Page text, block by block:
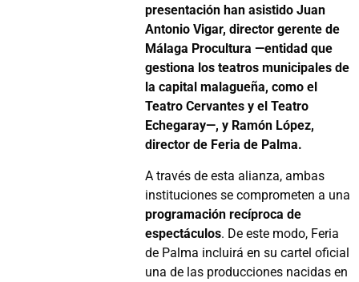
presentación han asistido Juan
Antonio Vigar, director gerente de
Málaga Procultura —entidad que
gestiona los teatros municipales de
la capital malagueña, como el
Teatro Cervantes y el Teatro
Echegaray—, y Ramón López,
director de Feria de Palma.
A través de esta alianza, ambas
instituciones se comprometen a una
programación recíproca de
espectáculos. De este modo, Feria
de Palma incluirá en su cartel oficial
una de las producciones nacidas en